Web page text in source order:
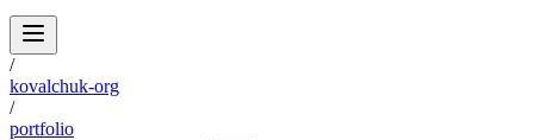
/
kovalchuk-org
/
portfolio